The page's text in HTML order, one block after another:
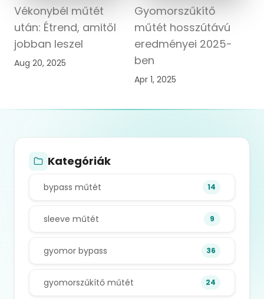
Vékonybél műtét
után: Étrend, amitől
jobban leszel
Aug 20, 2025
Gyomorszűkítő
műtét hosszútávú
eredményei 2025-
ben
Apr 1, 2025
Kategóriák
bypass műtét 14
sleeve műtét 9
gyomor bypass 36
gyomorszűkítő műtét 24